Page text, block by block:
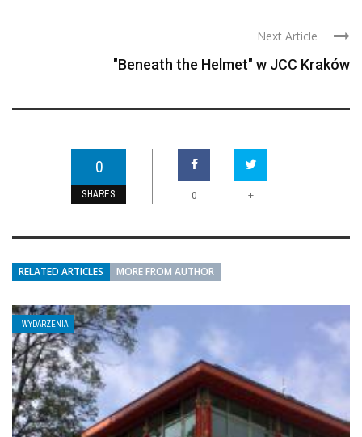
Next Article
"Beneath the Helmet" w JCC Kraków
0
SHARES 0 +
RELATED ARTICLES MORE FROM AUTHOR
WYDARZENIA